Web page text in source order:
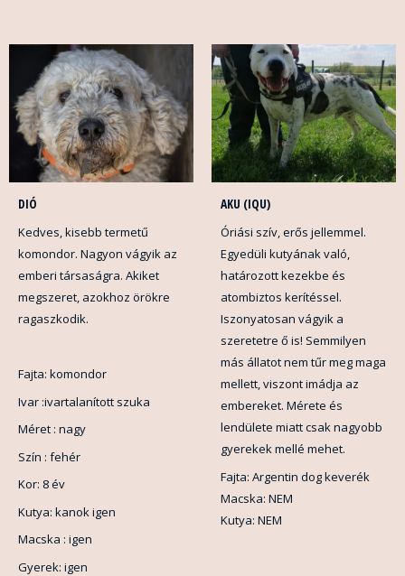
DIÓ
Kedves, kisebb termetű
komondor. Nagyon vágyik az
emberi társaságra. Akiket
megszeret, azokhoz örökre
ragaszkodik.
Fajta: komondor
Ivar :ivartalanított szuka
Méret : nagy
Szín : fehér
Kor: 8 év
Kutya: kanok igen
Macska : igen
Gyerek: igen
AKU (IQU)
Óriási szív, erős jellemmel.
Egyedüli kutyának való,
határozott kezekbe és
atombiztos kerítéssel.
Iszonyatosan vágyik a
szeretetre ő is! Semmilyen
más állatot nem tűr meg maga
mellett, viszont imádja az
embereket. Mérete és
lendülete miatt csak nagyobb
gyerekek mellé mehet.
Fajta: Argentin dog keverék
Macska: NEM
Kutya: NEM